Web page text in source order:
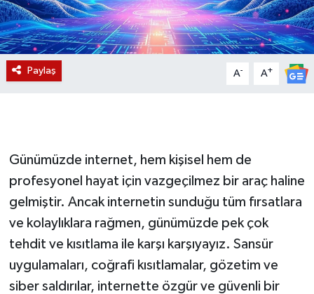
Paylaş A- A+
Günümüzde internet, hem kişisel hem de
profesyonel hayat için vazgeçilmez bir araç haline
gelmiştir. Ancak internetin sunduğu tüm fırsatlara
ve kolaylıklara rağmen, günümüzde pek çok
tehdit ve kısıtlama ile karşı karşıyayız. Sansür
uygulamaları, coğrafi kısıtlamalar, gözetim ve
siber saldırılar, internette özgür ve güvenli bir